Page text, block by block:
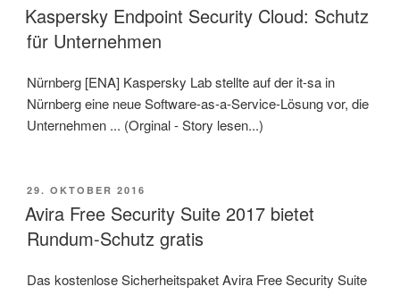
AM
Kaspersky Endpoint Security Cloud: Schutz
für Unternehmen
Nürnberg [ENA] Kaspersky Lab stellte auf der it-sa in
Nürnberg eine neue Software-as-a-Service-Lösung vor, die
Unternehmen ... (Orginal - Story lesen...)
VERÖFFENTLICHT
AM
29. OKTOBER 2016
Avira Free Security Suite 2017 bietet
Rundum-Schutz gratis
Das kostenlose Sicherheitspaket Avira Free Security Suite